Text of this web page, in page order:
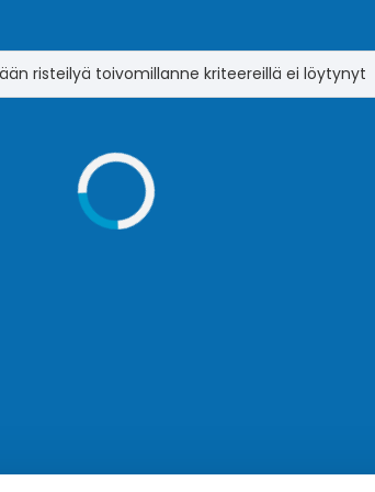
risteilyä toivomillanne kriteereillä ei löytynyt